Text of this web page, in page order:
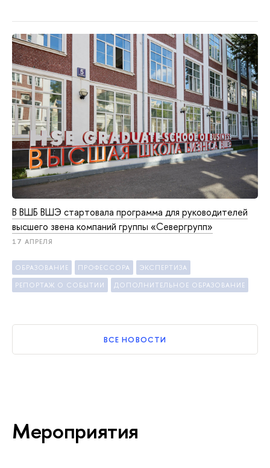
В ВШБ ВШЭ стартовала программа для руководителей
высшего звена компаний группы «Севергрупп»
17 АПРЕЛЯ
ОБРАЗОВАНИЕ ПРОФЕССОРА ЭКСПЕРТИЗА
РЕПОРТАЖ О СОБЫТИИ ДОПОЛНИТЕЛЬНОЕ ОБРАЗОВАНИЕ
ВСЕ НОВОСТИ
Мероприятия